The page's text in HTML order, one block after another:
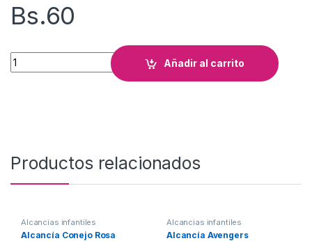
Bs.60
Alcancía Lol cantidad
Añadir al carrito
Productos relacionados
Alcancias infantiles
Alcancía Conejo Rosa
Alcancias infantiles
Alcancía Avengers